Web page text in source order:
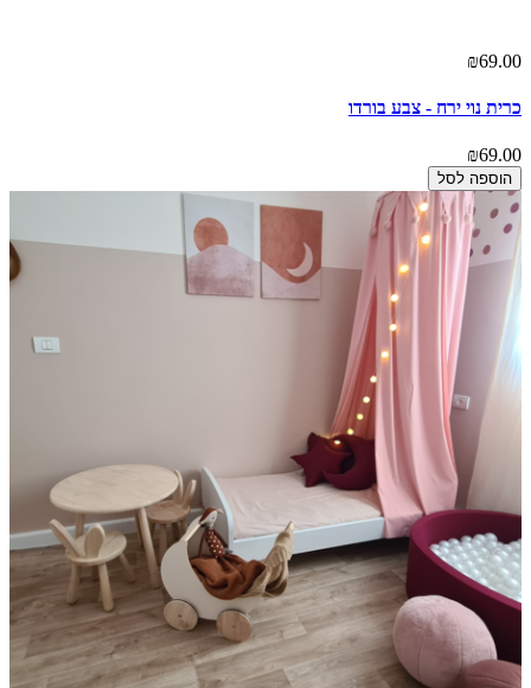
₪69.00
כרית נוי ירח - צבע בורדו
₪69.00
הוספה לסל